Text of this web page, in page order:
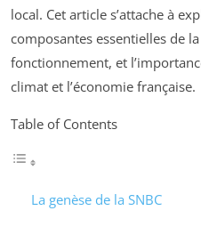
local. Cet article s’attache à
composantes essentielles de
fonctionnement, et
climat et l’économie française.
Table of Contents
La genèse de la SNBC